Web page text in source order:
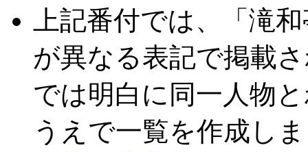
上記番付では、「滝
が異なる表記で掲載
では明白に同一人物
うえで一覧を作成し